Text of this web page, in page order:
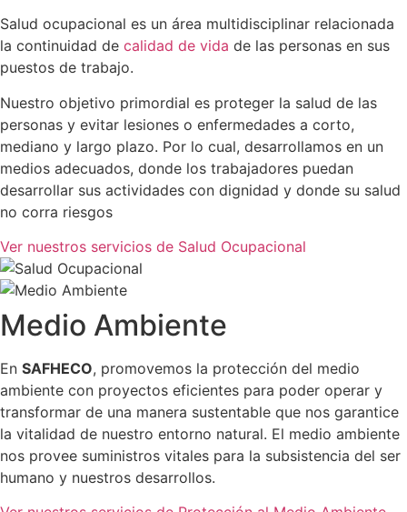
Salud ocupacional es un área multidisciplinar relacionada
la continuidad de calidad de vida de las personas en sus
puestos de trabajo.
Nuestro objetivo primordial es proteger la salud de las
personas y evitar lesiones o enfermedades a corto,
mediano y largo plazo. Por lo cual, desarrollamos en un
medios adecuados, donde los trabajadores puedan
desarrollar sus actividades con dignidad y donde su salud
no corra riesgos
Ver nuestros servicios de Salud Ocupacional
Medio Ambiente
En SAFHECO, promovemos la protección del medio
ambiente con proyectos eficientes para poder operar y
transformar de una manera sustentable que nos garantice
la vitalidad de nuestro entorno natural. El medio ambiente
nos provee suministros vitales para la subsistencia del ser
humano y nuestros desarrollos.